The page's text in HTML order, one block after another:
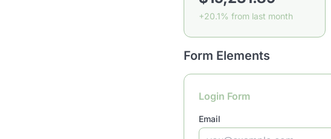
+20.1% from last month
Form Elements
Login Form
Email